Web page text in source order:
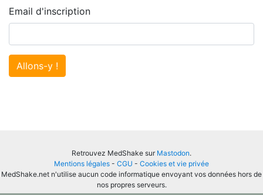
Email d'inscription
Allons-y !
Retrouvez MedShake sur Mastodon.
Mentions légales - CGU - Cookies et vie privée
MedShake.net n'utilise aucun code informatique envoyant vos données hors de
nos propres serveurs.